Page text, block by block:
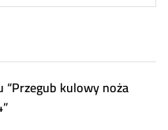
kulowy noża